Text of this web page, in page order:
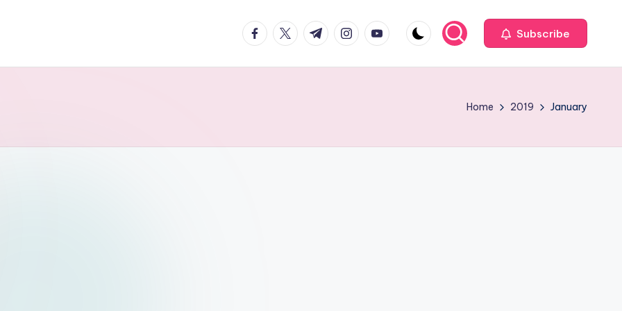
facebook.com
twitter.com
t.me instagram.com
youtube.com Subscribe
Home 2019 January